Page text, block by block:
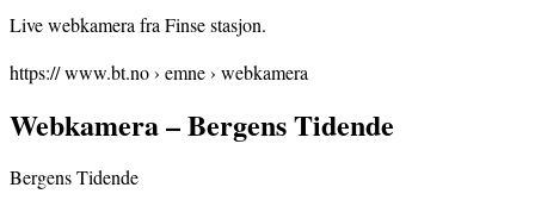
Live webkamera fra Finse stasjon.
https:// www.bt.no › emne › webkamera
Webkamera – Bergens Tidende
Bergens Tidende